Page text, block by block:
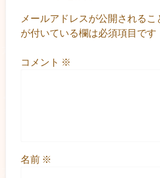
メールアドレスが公開されるこ
が付いている欄は必須項目です
コメント ※
名前 ※